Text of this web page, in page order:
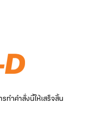
ทำคำสั่งนี้ให้เสร็จสิ้น